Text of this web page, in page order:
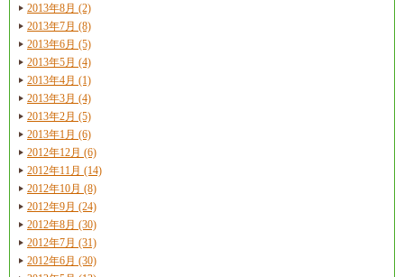
2013年8月 (2)
2013年7月 (8)
2013年6月 (5)
2013年5月 (4)
2013年4月 (1)
2013年3月 (4)
2013年2月 (5)
2013年1月 (6)
2012年12月 (6)
2012年11月 (14)
2012年10月 (8)
2012年9月 (24)
2012年8月 (30)
2012年7月 (31)
2012年6月 (30)